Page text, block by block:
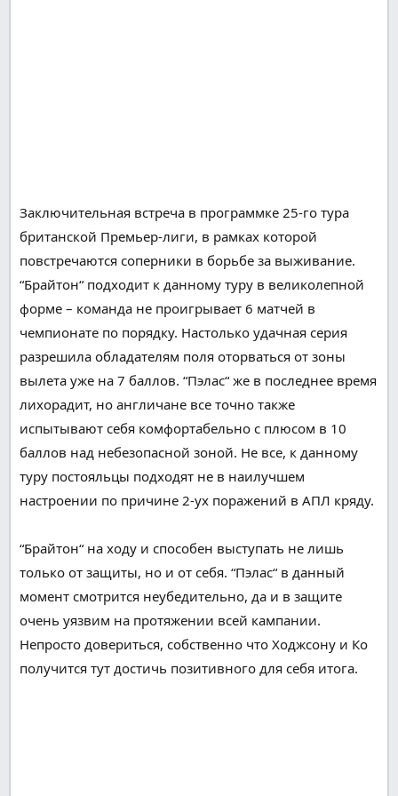
Заключительная встреча в программке 25-го тура
британской Премьер-лиги, в рамках которой
повстречаются соперники в борьбе за выживание.
“Брайтон“ подходит к данному туру в великолепной
форме – команда не проигрывает 6 матчей в
чемпионате по порядку. Настолько удачная серия
разрешила обладателям поля оторваться от зоны
вылета уже на 7 баллов. “Пэлас“ же в последнее время
лихорадит, но англичане все точно также
испытывают себя комфортабельно с плюсом в 10
баллов над небезопасной зоной. Не все, к данному
туру постояльцы подходят не в наилучшем
настроении по причине 2-ух поражений в АПЛ кряду.
“Брайтон“ на ходу и способен выступать не лишь
только от защиты, но и от себя. “Пэлас“ в данный
момент смотрится неубедительно, да и в защите
очень уязвим на протяжении всей кампании.
Непросто довериться, собственно что Ходжсону и Ко
получится тут достичь позитивного для себя итога.